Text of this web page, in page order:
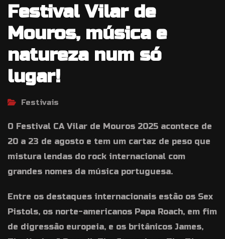
Festival Vilar de
Mouros, música e
natureza num só
lugar!
Festivais
O Festival CA Vilar de Mouros 2025 acontece de
20 a 23 de agosto e tem um cartaz de peso que
mistura lendas do rock internacional com
grandes nomes da música portuguesa.
Entre os destaques internacionais estão os Sex
Pistols, os norte-americanos Papa Roach, em fim
de digressão europeia, e os britânicos James,